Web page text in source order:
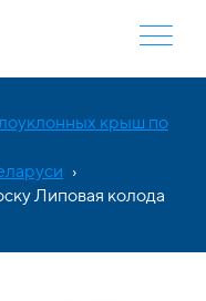
крыш по
›
Липовая колода